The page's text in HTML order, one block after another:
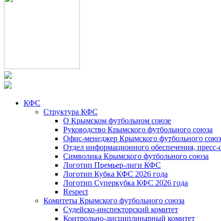
КФС
Структура КФС
О Крымском футбольном союзе
Руководство Крымского футбольного союза
Офис-менеджер Крымского футбольного
Отдел информационного обеспечения, пресс-
Символика Крымского футбольного союза
Логотип Премьер-лиги КФС
Логотип Кубка КФС 2026 года
Логотип Суперкубка КФС 2026 года
Respect
Комитеты Крымского футбольного союза
Судейско-инспекторский комитет
Контрольно-дисциплинарный комитет